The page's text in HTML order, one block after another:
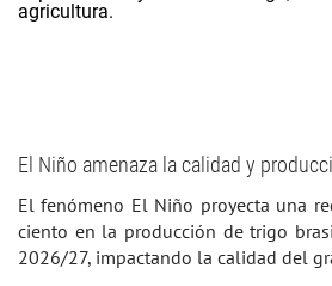
El Niño amenaza la calidad y
El fenómeno El Niño proyecta una
ciento en la producción de trigo
2026/27, impactando la calidad del